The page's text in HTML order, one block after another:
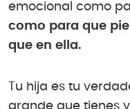
emocional como
como para que
que en ella.
Tu hija es tu